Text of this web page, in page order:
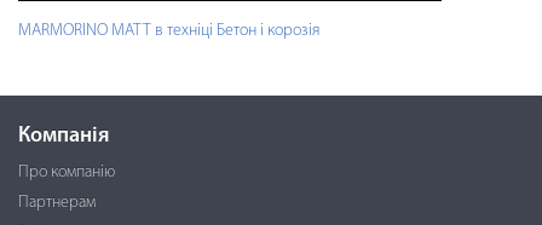
MARMORINO MATT в техніці Бетон і корозія
Компанія
Про компанію
Партнерам